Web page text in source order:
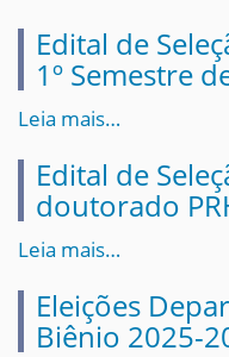
Edital de
1º Semestre
Leia mais…
Edital de
doutorado
Leia mais…
Eleições
Biênio 2025-